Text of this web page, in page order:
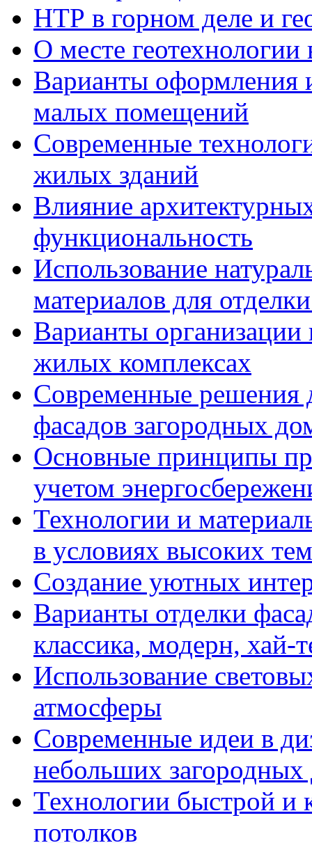
НТР в горном деле и
О месте
Варианты оформления
малых помещений
Современные
жилых зданий
Влияние
функциональность
Использование
материалов для
Варианты организации
жилых комплексах
Современные решения
фасадов загородных
Основные принципы
учетом
Технологии и
в условиях высоких
Создание уютных
Варианты отделки
классика, модерн, хай-
Использование
атмосферы
Современные идеи в
небольших
Технологии быстрой и
потолков